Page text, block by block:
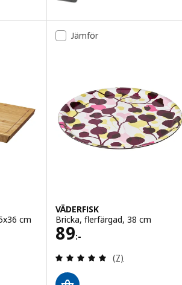
cm
4.6 utav 5 stjärnor. Totalt antal
Jämför
VÄDERFISK
Bricka, flerfärgad, 38 cm
89:-
Pris 89:-
Recensera:
(7)